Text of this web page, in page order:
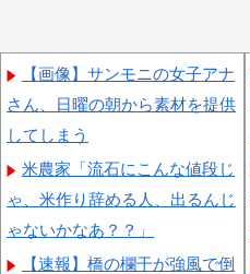
【画像】サンモニの女子アナ
さん、日曜の朝から素材を提供
してしまう
米農家「流石にこんな値段じ
ゃ、米作り辞める人、出るんじ
ゃないかなあ？？」
【速報】橋の欄干が強風で倒